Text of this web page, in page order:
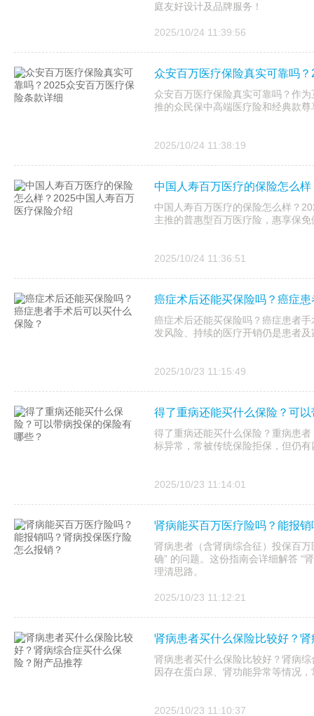
庭友好设计及品牌服务！
2025/10/24 11:39:56
众安百万医疗保险真实可靠吗
众安百万医疗保险真实可靠吗？作
推的众民保中高端医疗险和经典款
2025/10/24 11:38:19
中国人寿百万医疗的保险怎么
中国人寿百万医疗的保险怎么样？
主推的普惠型百万医疗险，惠享保
2025/10/24 11:36:51
癌症术后还能买保险吗？癌症
癌症术后还能买保险吗？癌症患者
发风险、持续的医疗开销仍是患者
2025/10/23 11:15:49
得了重病还能买什么保险？可
得了重病还能买什么保险？重病患
标异常，常被传统保险拒保，但仍
2025/10/23 11:14:01
肾病能买百万医疗险吗？能报
肾病患者（含肾病综合征）投保百万
确” 的问题。这份指南会详细解答 “
理清思路。
2025/10/23 11:12:21
肾病患者买什么保险比较好？
肾病患者买什么保险比较好？肾病
因存在蛋白尿、肾功能异常等情况
2025/10/23 11:10:37